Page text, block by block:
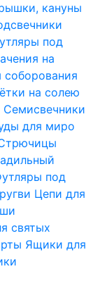
кануны
под
на
на солею
Семисвечники
для миро
под
Цепи для
святых
Ящики для